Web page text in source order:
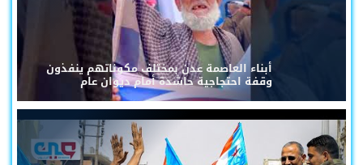
أبناء العاصمة عدن بمختلف مكوناتهم ينفذون
وقفة احتجاجية حاشدة أمام ديوان عام